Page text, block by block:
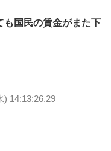
も国民の賃金がまた下
) 14:13:26.29